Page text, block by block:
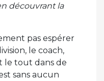
découvrant la
pas espérer
le coach,
le tout dans de
sans aucun